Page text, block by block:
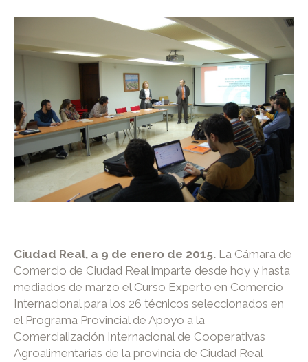
Ciudad Real, a 9 de enero de 2015. La Cámara de
Comercio de Ciudad Real imparte desde hoy y hasta
mediados de marzo el Curso Experto en Comercio
Internacional para los 26 técnicos seleccionados en
el Programa Provincial de Apoyo a la
Comercialización Internacional de Cooperativas
Agroalimentarias de la provincia de Ciudad Real